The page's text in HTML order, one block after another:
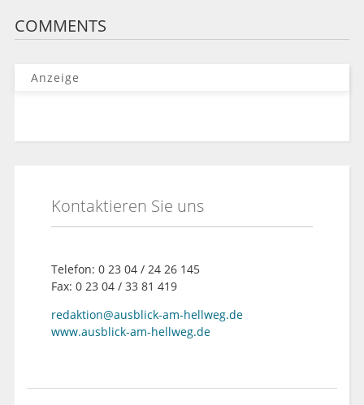
COMMENTS
Anzeige
Kontaktieren Sie uns
Telefon: 0 23 04 / 24 26 145
Fax: 0 23 04 / 33 81 419
redaktion@ausblick-am-hellweg.de
www.ausblick-am-hellweg.de